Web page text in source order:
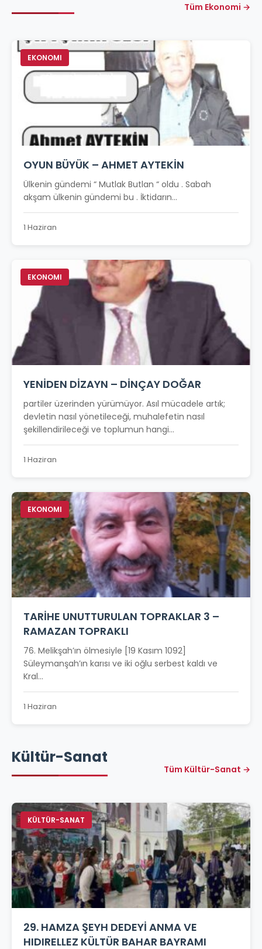
Tüm Ekonomi →
EKONOMI
OYUN BÜYÜK – AHMET AYTEKİN
Ülkenin gündemi “ Mutlak Butlan “ oldu . Sabah
akşam ülkenin gündemi bu . İktidarın...
1 Haziran
EKONOMI
YENİDEN DİZAYN – DİNÇAY DOĞAR
partiler üzerinden yürümüyor. Asıl mücadele artık;
devletin nasıl yönetileceği, muhalefetin nasıl
şekillendirileceği ve toplumun hangi...
1 Haziran
EKONOMI
TARİHE UNUTTURULAN TOPRAKLAR 3 –
RAMAZAN TOPRAKLI
76. Melikşah’ın ölmesiyle [19 Kasım 1092]
Süleymanşah’ın karısı ve iki oğlu serbest kaldı ve
Kral...
1 Haziran
Kültür-Sanat
Tüm Kültür-Sanat →
KÜLTÜR-SANAT
29. HAMZA ŞEYH DEDEYİ ANMA VE
HIDIRELLEZ KÜLTÜR BAHAR BAYRAMI